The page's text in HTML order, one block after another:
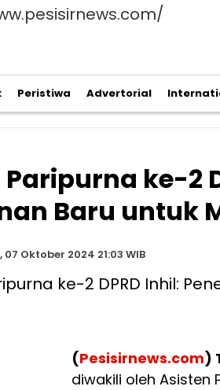
Peristiwa Advertorial
ke-2
Baru untuk
07 Oktober 2024 21:03 WIB
(Pesisirnews.com)
diwakili oleh Asisten